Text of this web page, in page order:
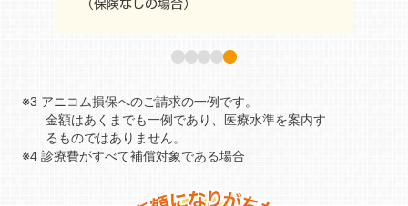
※3 アニコム損保へのご請求の一例です。
金額はあくまでも一例であり、医療水準を案内す
るものではありません。
※4 診療費がすべて補償対象である場合